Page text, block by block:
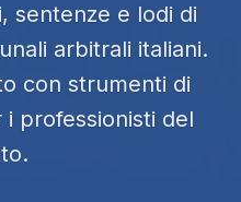
sentenze e lodi di
arbitrali italiani.
con strumenti di
professionisti del